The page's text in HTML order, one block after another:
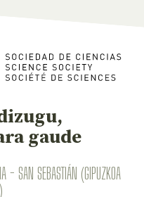
gaude
- SAN SEBASTIÁN (GIPUZKOA